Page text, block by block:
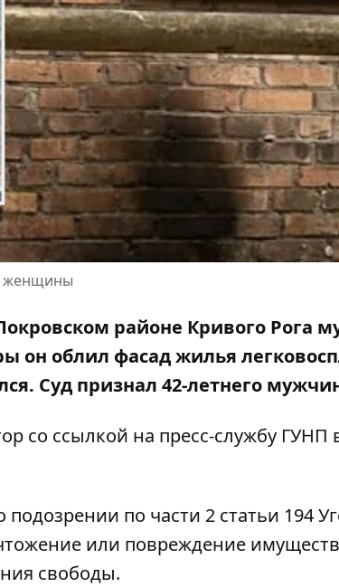
женщины
районе Кривого Рога
он облил фасад жилья
Суд признал 42-летнего
со ссылкой на пресс-службу ГУНП
по части 2 статьи 194
или повреждение
свободы.